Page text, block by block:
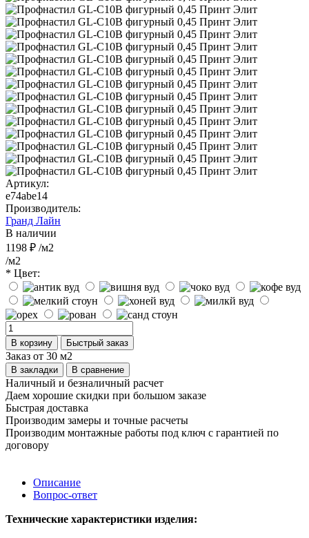
Артикул:
e74abe14
Производитель:
Гранд Лайн
В наличии
1198 ₽ /м2
/м2
* Цвет:
В корзину Быстрый заказ
Заказ от 30 м2
В закладки В сравнение
Наличный и безналичный расчет
Даем хорошие скидки при большом заказе
Быстрая доставка
Производим замеры и точные расчеты
Производим монтажные работы под ключ с гарантией по
договору
Описание
Вопрос-ответ
Технические характеристики изделия: